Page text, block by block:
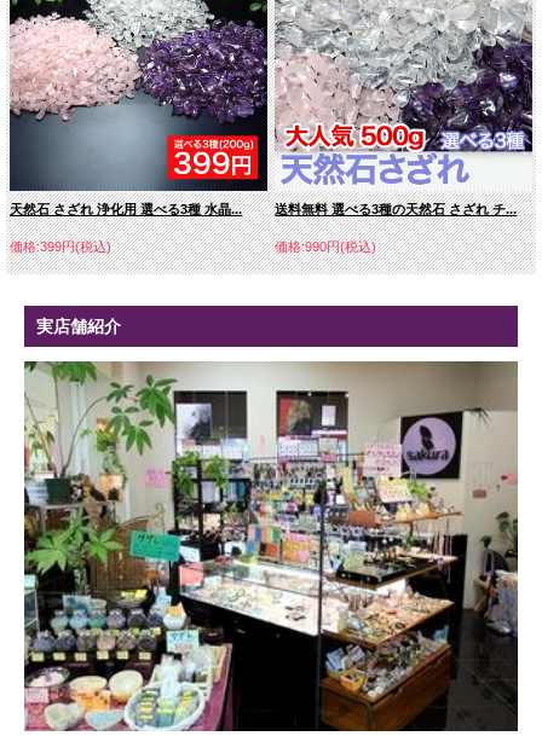
天然石 さざれ 浄化用 選べる3種 水晶...
価格:399円(税込)
送料無料 選べる3種の天然石 さざれ チ...
価格:990円(税込)
実店舗紹介